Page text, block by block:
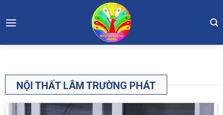
to
NỘI THẤT LÂM TRƯỜNG PHÁT